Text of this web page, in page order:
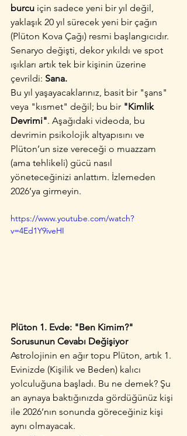
burcu için sadece yeni bir yıl değil,
yaklaşık 20 yıl sürecek yeni bir çağın
(Plüton Kova Çağı) resmi başlangıcıdır.
Senaryo değişti, dekor yıkıldı ve spot
ışıkları artık tek bir kişinin üzerine
çevrildi: Sana.
Bu yıl yaşayacaklarınız, basit bir "şans"
veya "kısmet" değil; bu bir "Kimlik
Devrimi". Aşağıdaki videoda, bu
devrimin psikolojik altyapısını ve
Plüton’un size vereceği o muazzam
(ama tehlikeli) gücü nasıl
yöneteceğinizi anlattım. İzlemeden
2026’ya girmeyin.
https://www.youtube.com/watch?
v=4Ed1Y9iveHI
Plüton 1. Evde: "Ben Kimim?"
Sorusunun Cevabı Değişiyor
Astrolojinin en ağır topu Plüton, artık 1.
Evinizde (Kişilik ve Beden) kalıcı
yolculuğuna başladı. Bu ne demek? Şu
an aynaya baktığınızda gördüğünüz kişi
ile 2026’nın sonunda göreceğiniz kişi
aynı olmayacak.